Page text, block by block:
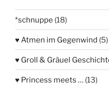
*schnuppe (18)
♥ Atmen im Gegenwind (5)
♥ Groll & Gräuel
♥ Princess meets … (13)